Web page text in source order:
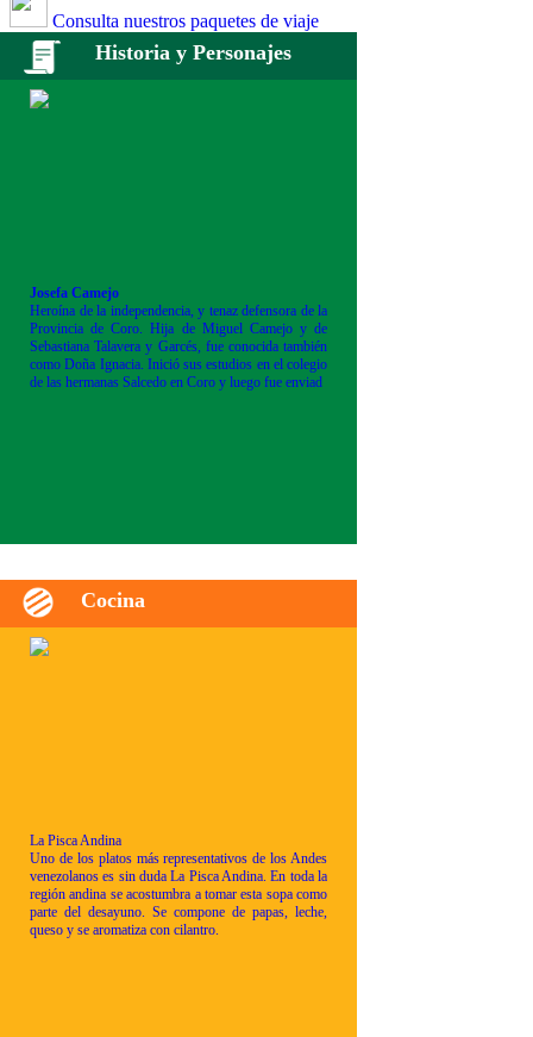
Consulta nuestros paquetes de viaje
Historia y Personajes
Josefa Camejo
Heroína de la independencia, y tenaz defensora de la
Provincia de Coro. Hija de Miguel Camejo y de
Sebastiana Talavera y Garcés, fue conocida también
como Doña Ignacia. Inició sus estudios en el colegio
de las hermanas Salcedo en Coro y luego fue enviad
Cocina
La Pisca Andina
Uno de los platos más representativos de los Andes
venezolanos es sin duda La Pisca Andina. En toda la
región andina se acostumbra a tomar esta sopa como
parte del desayuno. Se compone de papas, leche,
queso y se aromatiza con cilantro.